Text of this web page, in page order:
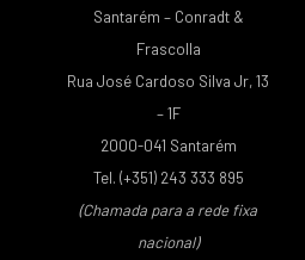
Santarém – Conradt &
Frascolla
Rua José Cardoso Silva Jr, 13
– 1F
2000-041 Santarém
Tel. (+351) 243 333 895
(Chamada para a rede fixa
nacional)